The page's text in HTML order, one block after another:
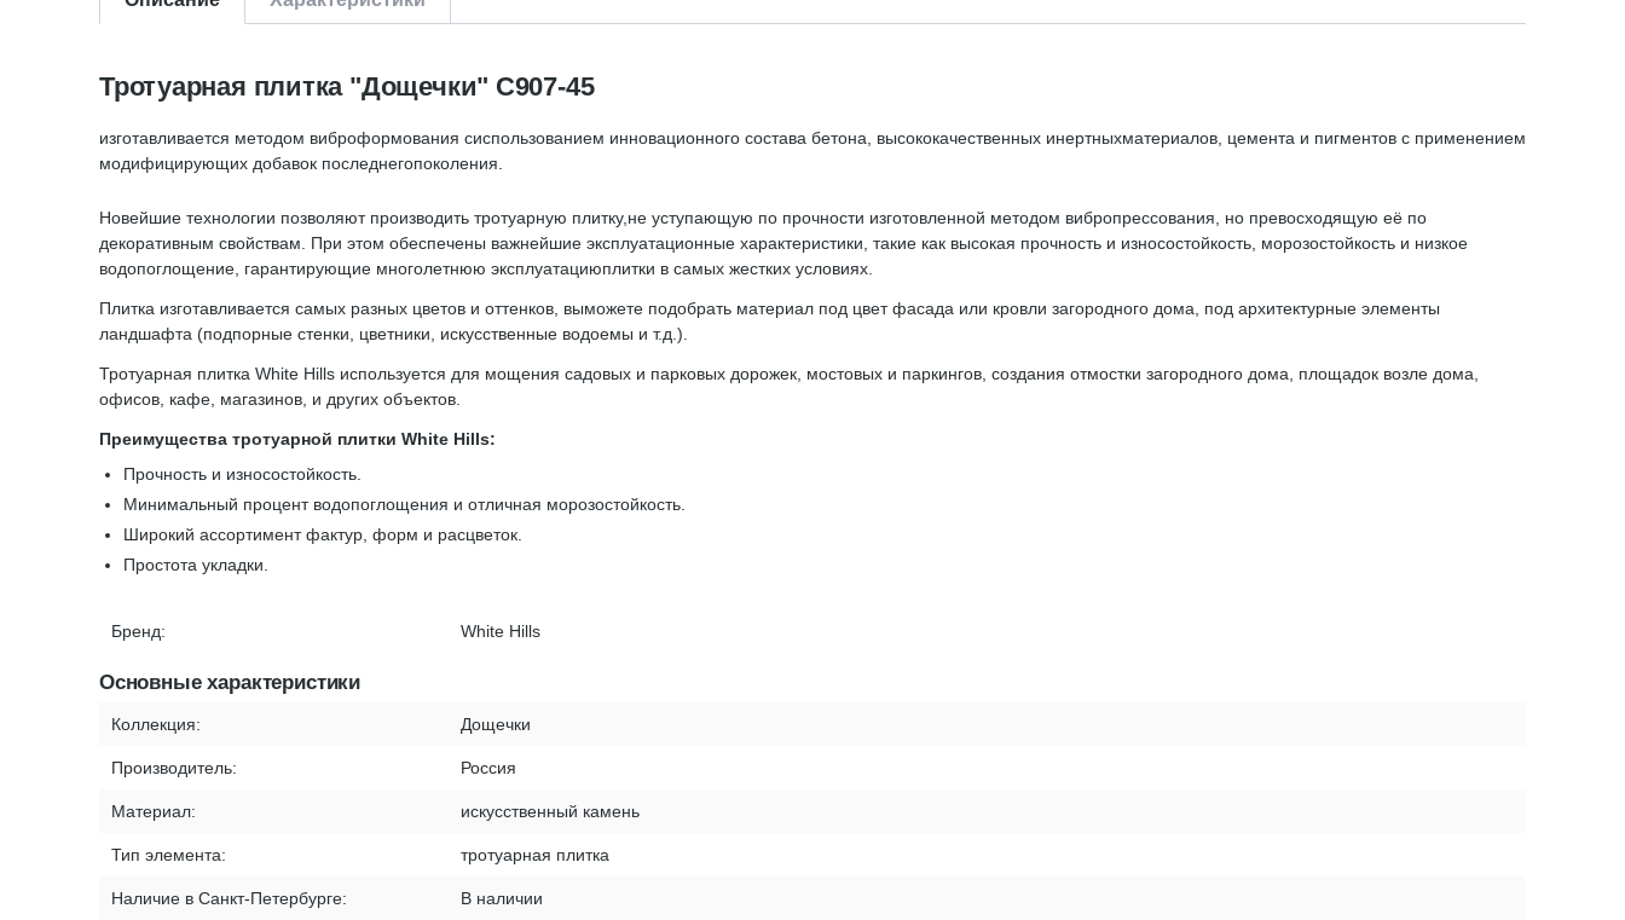
Тротуарная плитка "Дощечки" C907-45
изготавливается методом виброформования сиспользованием инновационного состава бетона, высококачественных инертныхматериалов, цемента и пигментов с применением
модифицирующих добавок последнегопоколения.
Новейшие технологии позволяют производить тротуарную плитку,не уступающую по прочности изготовленной методом вибропрессования, но превосходящую её по
декоративным свойствам. При этом обеспечены важнейшие эксплуатационные характеристики, такие как высокая прочность и износостойкость, морозостойкость и низкое
водопоглощение, гарантирующие многолетнюю эксплуатациюплитки в самых жестких условиях.
Плитка изготавливается самых разных цветов и оттенков, выможете подобрать материал под цвет фасада или кровли загородного дома, под архитектурные элементы
ландшафта (подпорные стенки, цветники, искусственные водоемы и т.д.).
Тротуарная плитка White Hills используется для мощения садовых и парковых дорожек, мостовых и паркингов, создания отмостки загородного дома, площадок возле дома,
офисов, кафе, магазинов, и других объектов.
Преимущества тротуарной плитки White Hills:
Прочность и износостойкость.
Минимальный процент водопоглощения и отличная морозостойкость.
Широкий ассортимент фактур, форм и расцветок.
Простота укладки.
Бренд: White Hills
Основные характеристики
Коллекция: Дощечки
Производитель: Россия
Материал: искусственный камень
Тип элемента: тротуарная плитка
Наличие в Санкт-Петербурге: В наличии